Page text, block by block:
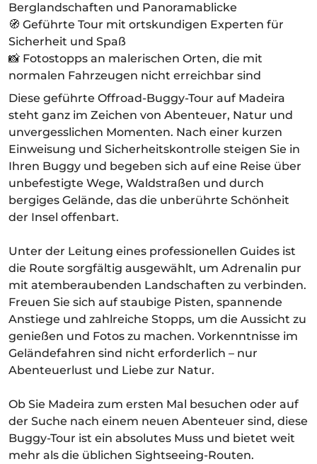
Berglandschaften und Panoramablicke
🧭 Geführte Tour mit ortskundigen Experten für
Sicherheit und Spaß
📸 Fotostopps an malerischen Orten, die mit
normalen Fahrzeugen nicht erreichbar sind
Diese geführte Offroad-Buggy-Tour auf Madeira
steht ganz im Zeichen von Abenteuer, Natur und
unvergesslichen Momenten. Nach einer kurzen
Einweisung und Sicherheitskontrolle steigen Sie in
Ihren Buggy und begeben sich auf eine Reise über
unbefestigte Wege, Waldstraßen und durch
bergiges Gelände, das die unberührte Schönheit
der Insel offenbart.
Unter der Leitung eines professionellen Guides ist
die Route sorgfältig ausgewählt, um Adrenalin pur
mit atemberaubenden Landschaften zu verbinden.
Freuen Sie sich auf staubige Pisten, spannende
Anstiege und zahlreiche Stopps, um die Aussicht zu
genießen und Fotos zu machen. Vorkenntnisse im
Geländefahren sind nicht erforderlich – nur
Abenteuerlust und Liebe zur Natur.
Ob Sie Madeira zum ersten Mal besuchen oder auf
der Suche nach einem neuen Abenteuer sind, diese
Buggy-Tour ist ein absolutes Muss und bietet weit
mehr als die üblichen Sightseeing-Routen.